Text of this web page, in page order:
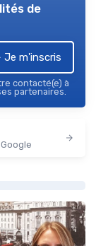
de
m'inscris
contacté(e) à
partenaires.